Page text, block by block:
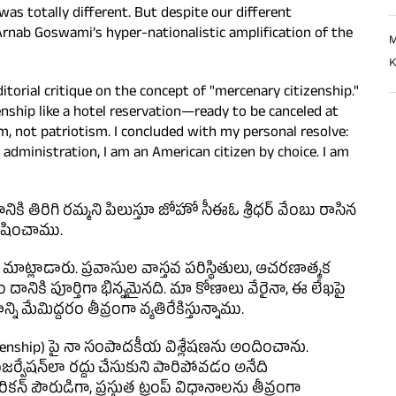
totally different. But despite our different
Goswami’s hyper-nationalistic amplification of the
critique on the concept of "mercenary citizenship."
like a hotel reservation—ready to be canceled at
patriotism. I concluded with my personal resolve:
I am an American citizen by choice. I am
రమ్మని పిలుస్తూ జోహో సీఈఓ శ్రీధర్ వేంబు రాసిన
ప్రవాసుల వాస్తవ పరిస్థితులు, ఆచరణాత్మక
దానికి పూర్తిగా భిన్నమైనది. మా కోణాలు వేరైనా, ఈ లేఖపై
తీవ్రంగా వ్యతిరేకిస్తున్నాము.
పై నా సంపాదకీయ విశ్లేషణను అందించాను.
రద్దు చేసుకుని పారిపోవడం అనేది
పౌరుడిగా, ప్రస్తుత ట్రంప్ విధానాలను తీవ్రంగా